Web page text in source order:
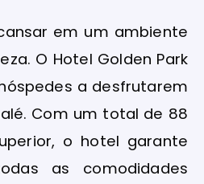
em um ambiente
O Hotel Golden Park
a desfrutarem
Com um total de 88
o hotel garante
as comodidades